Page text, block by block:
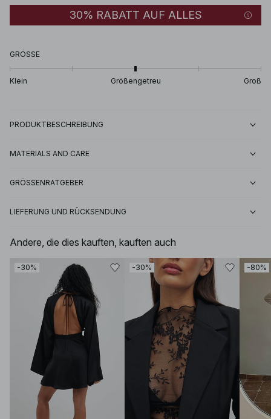
30% RABATT AUF ALLES
GRÖSSE
Klein Größengetreu Groß
PRODUKTBESCHREIBUNG
MATERIALS AND CARE
GRÖSSENRATGEBER
LIEFERUNG UND RÜCKSENDUNG
Andere, die dies kauften, kauften auch
-30% -30% -80%